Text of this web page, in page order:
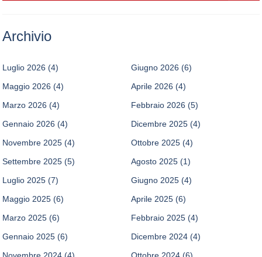
Archivio
Luglio 2026 (4) Giugno 2026 (6)
Maggio 2026 (4) Aprile 2026 (4)
Marzo 2026 (4) Febbraio 2026 (5)
Gennaio 2026 (4) Dicembre 2025 (4)
Novembre 2025 (4) Ottobre 2025 (4)
Settembre 2025 (5) Agosto 2025 (1)
Luglio 2025 (7) Giugno 2025 (4)
Maggio 2025 (6) Aprile 2025 (6)
Marzo 2025 (6) Febbraio 2025 (4)
Gennaio 2025 (6) Dicembre 2024 (4)